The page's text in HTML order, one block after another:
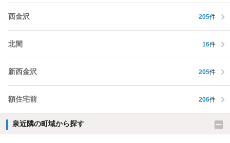
西金沢 205件
北間 16件
新西金沢 205件
額住宅前 206件
泉近隣の町域から探す